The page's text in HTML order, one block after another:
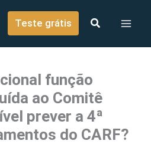
Teste grátis
função
ao Comitê
prever a 4ª
do CARF?